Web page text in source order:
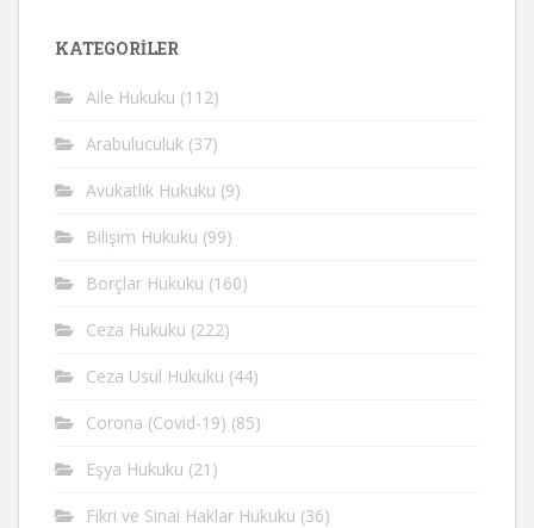
KATEGORİLER
Aile Hukuku (112)
Arabuluculuk (37)
Avukatlık Hukuku (9)
Bilişim Hukuku (99)
Borçlar Hukuku (160)
Ceza Hukuku (222)
Ceza Usul Hukuku (44)
Corona (Covid-19) (85)
Eşya Hukuku (21)
Fikri ve Sinai Haklar Hukuku (36)